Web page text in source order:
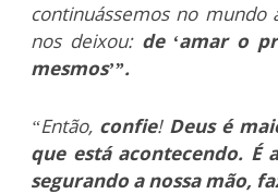
continuássemos no mundo
nos deixou:de ‘amar o
mesmos’”.
“Então, confie! Deus é
que está acontecendo. É
segurando a nossa mão,